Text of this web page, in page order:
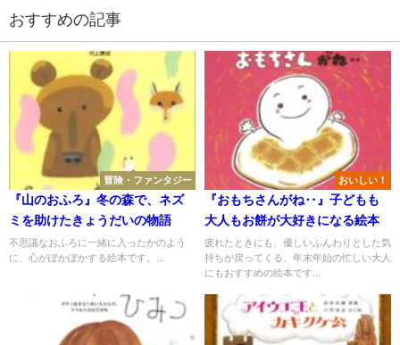
おすすめの記事
冒険・ファンタジー
『山のおふろ』冬の森で、ネズ
ミを助けたきょうだいの物語
不思議なおふろに一緒に入ったかのよう
に、心がぽかぽかする絵本です。...
おいしい！
『おもちさんがね‥』子どもも
大人もお餅が大好きになる絵本
疲れたときにも、優しいふんわりとした気
持ちが戻ってくる、年末年始の忙しい大人
にもおすすめの絵本です...